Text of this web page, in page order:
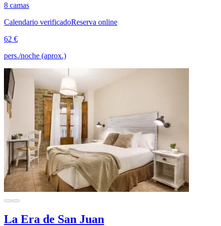
8 camas
Calendario verificadoReserva online
62 €
pers./noche (aprox.)
La Era de San Juan